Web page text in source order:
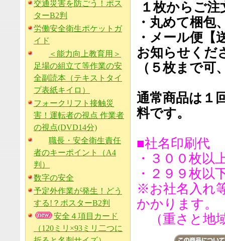
交通災害を防ごう！ポス
ターB2判
労働安全衛生ポケットガ
イド
＜能力向上教育用＞
足場の組立て等作業の安
全副読本（テキストタイ
プ表紙キイロ）
フォークリフト接触災
害！運転者の視点 作業者
の視点(DVD14分)
職長・安全衛生責任
者のキーポイント（A4
判）
数字の安全
予定外作業が発生！どう
する!？ポスターB2判
安全４項目カード
（120ミリ×93ミリ二つに
１枚からご
・丸めて梱包
・メール便【
お知らせくだ
（５枚まで
通常商品は１
料です。
■社名印刷代
・３００枚以
・２９９枚以
※お社名入れ
かかります。
（重さと地